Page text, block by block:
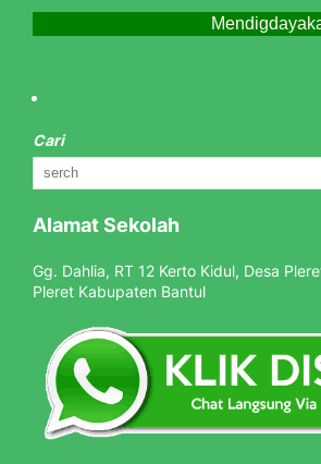
Cari
Alamat Sekolah
Gg. Dahlia, RT 12 Kerto Kidul, Desa
Pleret Kabupaten Bantul